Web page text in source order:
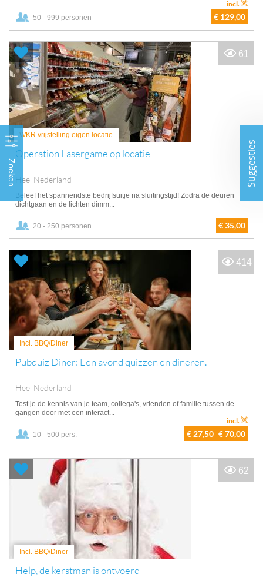
Zoeken
50 - 999 personen € 129,00
incl.
WKR vrijstelling eigen locatie
Operation Lasergame op locatie
Heel Nederland
Beleef het spannendste bedrijfsuitje na sluitingstijd! Zodra de deuren
dichtgaan en de lichten dimm...
20 - 250 personen € 35,00
61
Incl. BBQ/Diner
Pubquiz Diner: Een avond quizzen en dineren.
Heel Nederland
Test je de kennis van je team, collega's, vrienden of familie tussen de
gangen door met een interact...
10 - 500 pers. € 27,50 € 70,00
incl.
414
Incl. BBQ/Diner
Help, de kerstman is ontvoerd
62
Suggesties